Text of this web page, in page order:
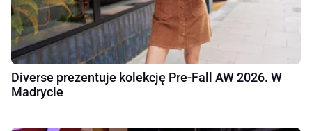
Diverse prezentuje kolekcję Pre-Fall AW 2026. W
Madrycie